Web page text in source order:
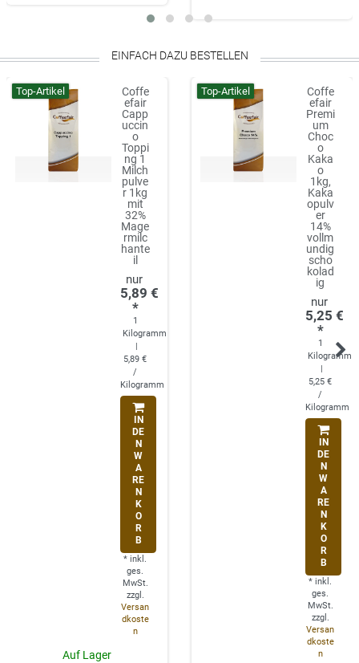
EINFACH DAZU BESTELLEN
Top-Artikel
Coffe
efair
Capp
uccin
o
Toppi
ng 1
Milch
pulve
r 1kg
mit
32%
Mage
rmilc
hante
il
5,89 €
*
1
Kilogramm
|
5,89 €
/
Kilogramm
IN
DE
N
W
A
RE
N
K
O
R
B
* inkl.
ges.
MwSt.
zzgl.
Versan
dkoste
n
Auf Lager
Top-Artikel
Coffe
efair
Premi
um
Choc
o
Kaka
o
1kg,
Kaka
opulv
er
14%
vollm
undig
scho
kolad
ig
5,25 €
*
1
Kilogramm
|
5,25 €
/
Kilogramm
IN
DE
N
W
A
RE
N
K
O
R
B
* inkl.
ges.
MwSt.
zzgl.
Versan
dkoste
n